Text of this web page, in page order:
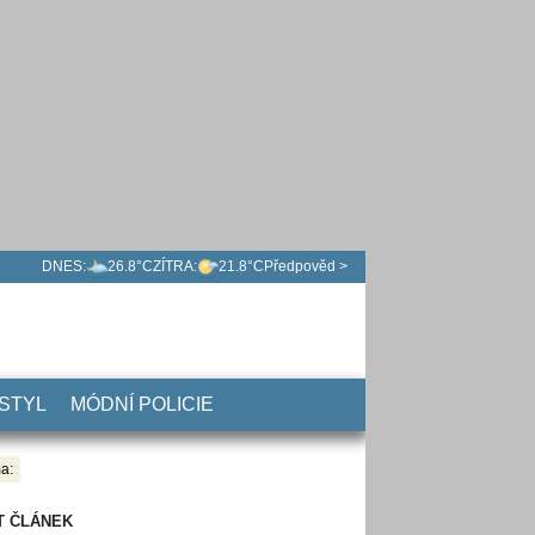
DNES: 26.8°CZÍTRA: 21.8°C Předpověd >
MÓDNÍ POLICIE
ČLÁNEK